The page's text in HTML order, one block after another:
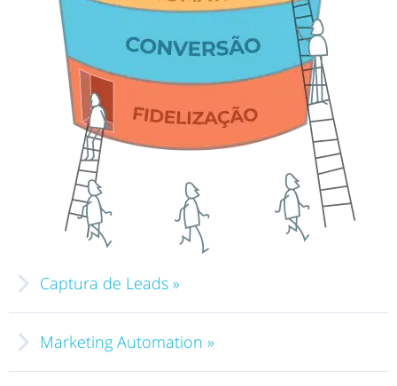
Captura de Leads »
Marketing Automation »